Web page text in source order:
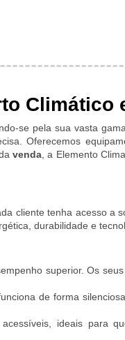
Climático
se pela sua vasta
Oferecemos
venda , a Elemento
cliente tenha acesso a
durabilidade e
superior. Os
de forma
ideais para